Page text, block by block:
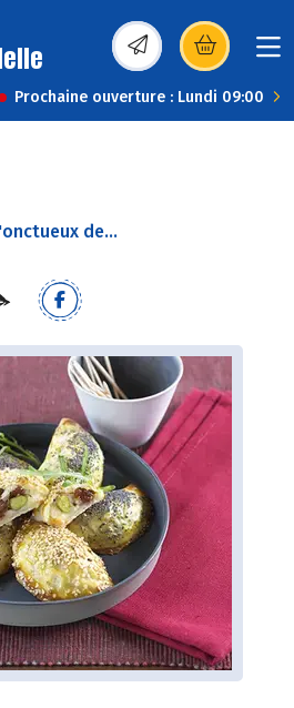
(s’ouvre dans une
Prochaine ouverture : Lundi 09:00
de...